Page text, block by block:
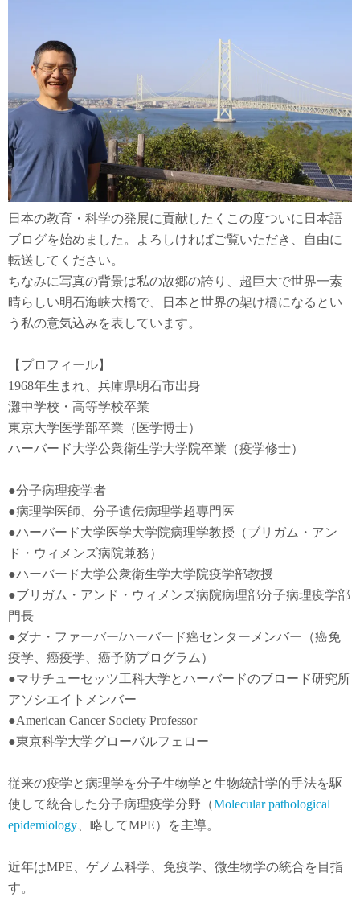
日本の教育・科学の発展に貢献したくこの度ついに日本語
ブログを始めました。よろしければご覧いただき、自由に
転送してください。
ちなみに写真の背景は私の故郷の誇り、超巨大で世界一素
晴らしい明石海峡大橋で、日本と世界の架け橋になるとい
う私の意気込みを表しています。
【プロフィール】
1968年生まれ、兵庫県明石市出身
灘中学校・高等学校卒業
東京大学医学部卒業（医学博士）
ハーバード大学公衆衛生学大学院卒業（疫学修士）
●分子病理疫学者
●病理学医師、分子遺伝病理学超専門医
●ハーバード大学医学大学院病理学教授（ブリガム・アン
ド・ウィメンズ病院兼務）
●ハーバード大学公衆衛生学大学院疫学部教授
●ブリガム・アンド・ウィメンズ病院病理部分子病理疫学部
門長
●ダナ・ファーバー/ハーバード癌センターメンバー（癌免
疫学
癌疫学 、癌予防プログラム）
●マサチューセッツ工科大学とハーバードのブロード研究所
アソシエイトメンバー
●American Cancer Society Professor
●東京科学大学グローバルフェロー
従来の疫学と病理学を分子生物学と生物統計学的手法を駆
使して統合した分子病理疫学分野（Molecular pathological
epidemiology 、略してMPE）を主導。
近年はMPE 、ゲノム科学、免疫学、微生物学の統合を目指
す。